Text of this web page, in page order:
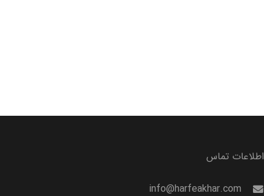
اطلاعات تماس
info@harfeakhar.com